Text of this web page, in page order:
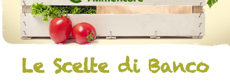
Le Scelte di Banco